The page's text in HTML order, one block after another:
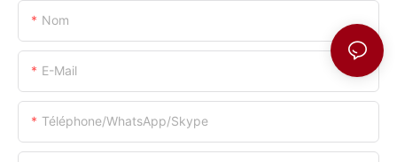
Nom
E-Mail
Téléphone/WhatsApp/Skype